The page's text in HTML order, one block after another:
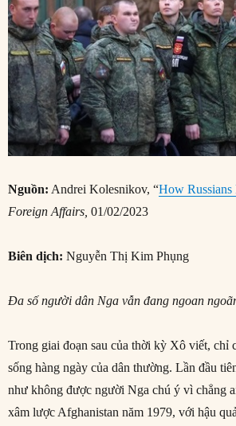
Nguồn: Andrei Kolesnikov, “How Russians
Foreign Affairs, 01/02/2023
Biên dịch: Nguyễn Thị Kim Phụng
Đa số người dân Nga vẫn đang ngoan
Trong giai đoạn sau của thời kỳ Xô viết, chỉ
sống hàng ngày của dân thường. Lần đầu
như không được người Nga chú ý vì chẳng
xâm lược Afghanistan năm 1979, với hậu